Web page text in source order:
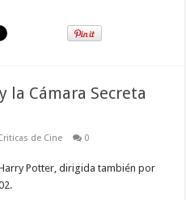
la Cámara Secreta
de Cine 0
Potter, dirigida también por